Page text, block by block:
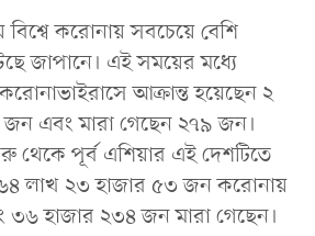
করোনায় সবচেয়ে বেশি
জাপানে। এই সময়ের মধ্যে
আক্রান্ত হয়েছেন ২
এবং মারা গেছেন ২৭৯ জন।
থেকে পূর্ব এশিয়ার এই দেশটিতে
৬৪ লাখ ২৩ হাজার ৫৩ জন করোনায়
৩৬ হাজার ২৩৪ জন মারা গেছেন।